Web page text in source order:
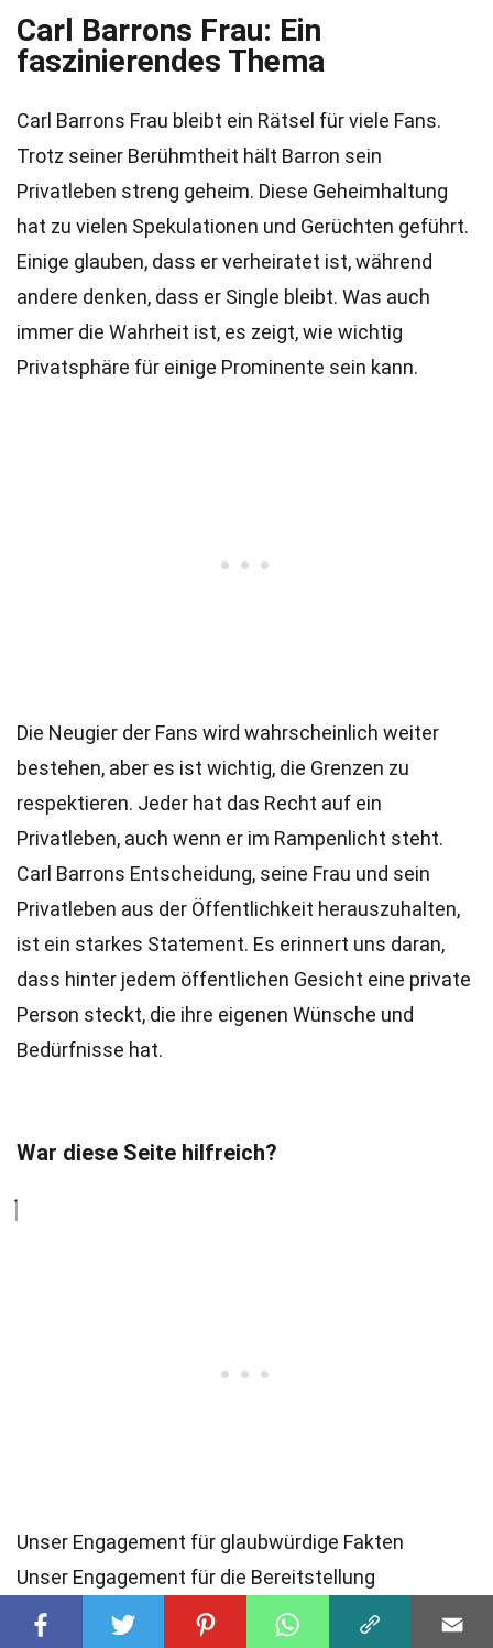
Carl Barrons Frau: Ein
faszinierendes Thema
Carl Barrons Frau bleibt ein Rätsel für viele Fans.
Trotz seiner Berühmtheit hält Barron sein
Privatleben streng geheim. Diese Geheimhaltung
hat zu vielen Spekulationen und Gerüchten geführt.
Einige glauben, dass er verheiratet ist, während
andere denken, dass er Single bleibt. Was auch
immer die Wahrheit ist, es zeigt, wie wichtig
Privatsphäre für einige Prominente sein kann.
Die Neugier der Fans wird wahrscheinlich weiter
bestehen, aber es ist wichtig, die Grenzen zu
respektieren. Jeder hat das Recht auf ein
Privatleben, auch wenn er im Rampenlicht steht.
Carl Barrons Entscheidung, seine Frau und sein
Privatleben aus der Öffentlichkeit herauszuhalten,
ist ein starkes Statement. Es erinnert uns daran,
dass hinter jedem öffentlichen Gesicht eine private
Person steckt, die ihre eigenen Wünsche und
Bedürfnisse hat.
War diese Seite hilfreich?
Unser Engagement für glaubwürdige Fakten
Unser Engagement für die Bereitstellung
vertrauenswürdiger und fesselnder Inhalte steht im